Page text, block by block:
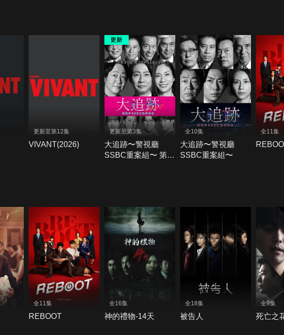
更新至第12集
VIVANT(2026)
更新至第3集
大追跡〜警視廳
SSBC重案組〜 第二
全10集
大追跡〜警視廳
SSBC重案組〜
全11集
全11集
REBOOT
全16集
神的禮物-14天
全18集
被告人
全9集
死亡之